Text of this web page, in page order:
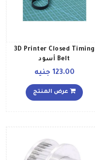
3D Printer Closed Timing
Belt أسود
123.00 جنيه
عرض المنتج